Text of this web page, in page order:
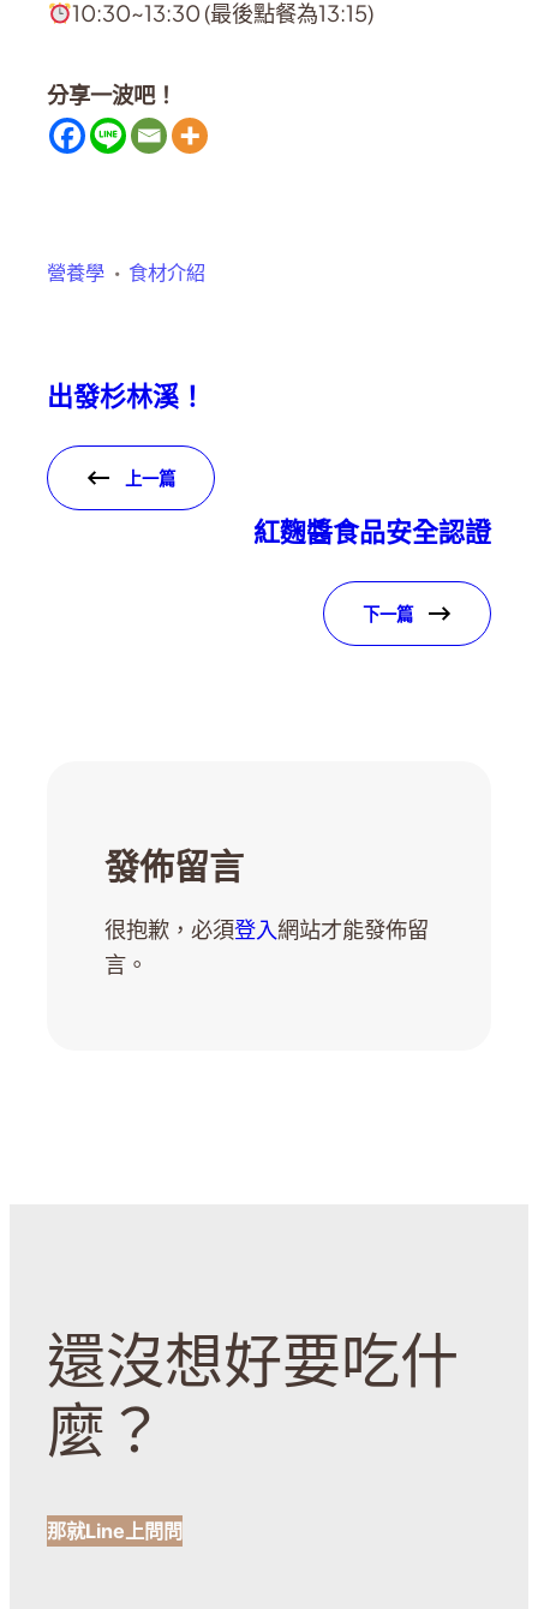
10:30~13:30 (最後點餐為13:15)
分享一波吧！
營養學 食材介紹
出發杉林溪！
上一篇
紅麴醬食品安全認證
下一篇
發佈留言
很抱歉，必須登入網站才能發佈留
言。
還沒想好要吃什
麼？
那就Line上問問